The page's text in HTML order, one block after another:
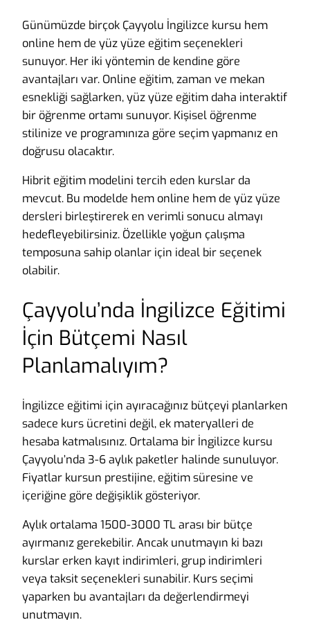
Günümüzde birçok Çayyolu İngilizce kursu hem
online hem de yüz yüze eğitim seçenekleri
sunuyor. Her iki yöntemin de kendine göre
avantajları var. Online eğitim, zaman ve mekan
esnekliği sağlarken, yüz yüze eğitim daha interaktif
bir öğrenme ortamı sunuyor. Kişisel öğrenme
stilinize ve programınıza göre seçim yapmanız en
doğrusu olacaktır.
Hibrit eğitim modelini tercih eden kurslar da
mevcut. Bu modelde hem online hem de yüz yüze
dersleri birleştirerek en verimli sonucu almayı
hedefleyebilirsiniz. Özellikle yoğun çalışma
temposuna sahip olanlar için ideal bir seçenek
olabilir.
Çayyolu’nda İngilizce Eğitimi
İçin Bütçemi Nasıl
Planlamalıyım?
İngilizce eğitimi için ayıracağınız bütçeyi planlarken
sadece kurs ücretini değil, ek materyalleri de
hesaba katmalısınız. Ortalama bir İngilizce kursu
Çayyolu’nda 3-6 aylık paketler halinde sunuluyor.
Fiyatlar kursun prestijine, eğitim süresine ve
içeriğine göre değişiklik gösteriyor.
Aylık ortalama 1500-3000 TL arası bir bütçe
ayırmanız gerekebilir. Ancak unutmayın ki bazı
kurslar erken kayıt indirimleri, grup indirimleri
veya taksit seçenekleri sunabilir. Kurs seçimi
yaparken bu avantajları da değerlendirmeyi
unutmayın.